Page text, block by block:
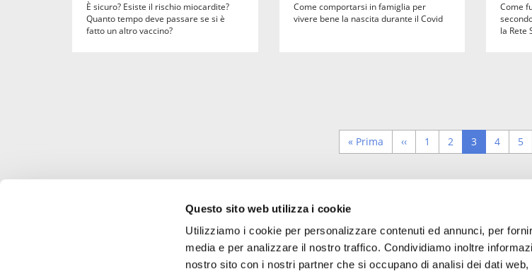
Questo sito web utilizza i cookie
Utilizziamo i cookie per personalizzare contenuti ed annunci, per
media e per analizzare il nostro traffico. Condividiamo inoltre
nostro sito con i nostri partner che si occupano di analisi dei dati
È sicuro? Esiste il rischio miocardite?
Quanto tempo deve passare se si è
fatto un altro vaccino?
Come comportarsi in famiglia per
vivere bene la nascita durante il Covid
Come
la Rete
First
page
« Prima
Previous
page
‹‹ Page
1 Page
2
Pagina
corrente
3 Page
4 5
Scarica l'app di Radiomamma!
Trova luoghi, servizi,
familyfriendly a Milano!